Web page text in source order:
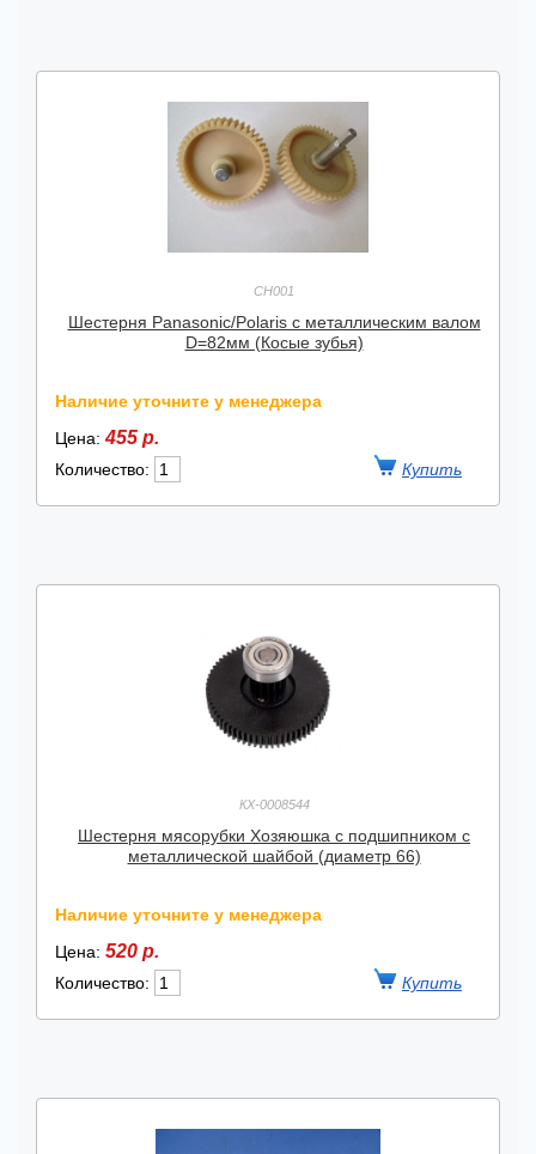
CH001
Шестерня Panasonic/Polaris с металлическим валом
D=82мм (Косые зубья)
Наличие уточните у менеджера
Цена:455 р.
Количество:
КХ-0008544
Шестерня мясорубки Хозяюшка с подшипником с
металлической шайбой (диаметр 66)
Наличие уточните у менеджера
Цена: 520 р.
Количество: